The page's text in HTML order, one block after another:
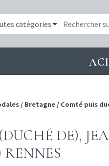
/ Bretagne / Comté puis
DE),
RENNES